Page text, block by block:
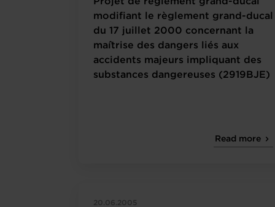
modifiant le règlement grand-ducal
du 17 juillet 2000 concernant la
maîtrise des dangers liés aux
accidents majeurs impliquant des
substances dangereuses (2919BJE)
Read more
20.06.2005